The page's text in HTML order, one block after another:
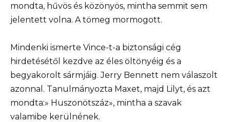
mondta, hűvös és közönyös, mintha semmit sem
jelentett volna. A tömeg mormogott.
Mindenki ismerte Vince-t-a biztonsági cég
hirdetésétől kezdve az éles öltönyéig és a
begyakorolt sármjáig. Jerry Bennett nem válaszolt
azonnal. Tanulmányozta Maxet, majd Lilyt, és azt
mondta:» Huszonötszáz», mintha a szavak
valamibe kerülnének.